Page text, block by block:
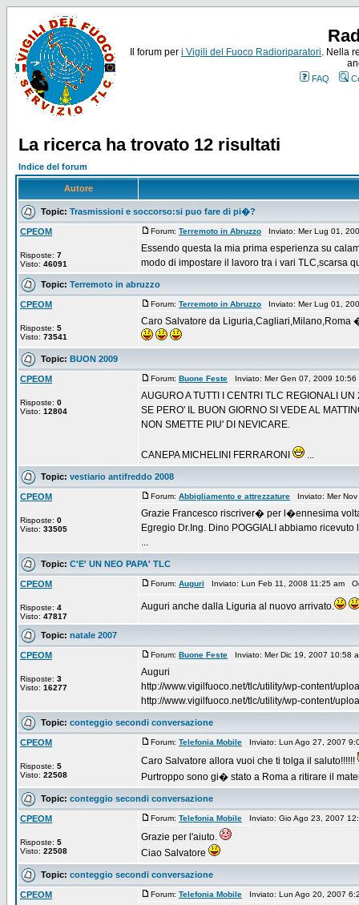
Il forum per i Vigili del Fuoco Radioriparatori. Nella
FAQ
La ricerca ha trovato 12 risultati
Indice del forum
Autore
Topic: Trasmissioni e soccorso:si puo fare di pi�?
CPEOM
Risposte: 7
Visto: 46091
Forum: Terremoto in Abruzzo Inviato: Mer Lug 01,
Essendo questa la mia prima esperienza su
modo di impostare il lavoro tra i vari TLC,scarsa
Topic: Terremoto in abruzzo
CPEOM
Risposte: 5
Visto: 73541
Forum: Terremoto in Abruzzo Inviato: Mer Lug 01,
Caro Salvatore da Liguria,Cagliari,Milano,Roma
Topic: BUON 2009
CPEOM
Risposte: 0
Visto: 12804
Forum: Buone Feste Inviato: Mer Gen 07, 2009
AUGURO A TUTTI I CENTRI TLC REGIONALI
SE PERO' IL BUON GIORNO SI VEDE AL
NON SMETTE PIU' DI NEVICARE.
CANEPA MICHELINI FERRARONI ...
Topic: vestiario antifreddo 2008
CPEOM
Risposte: 0
Visto: 33505
Forum: Abbigliamento e attrezzature Inviato: Mer
Grazie Francesco riscriver� per l�ennesima
Egregio Dr.Ing. Dino POGGIALI abbiamo
...
Topic: C'E' UN NEO PAPA' TLC
CPEOM
Risposte: 4
Visto: 47817
Forum: Auguri Inviato: Lun Feb 11, 2008 11:25 am
Auguri anche dalla Liguria al nuovo arrivato.
Topic: natale 2007
CPEOM
Risposte: 3
Visto: 16277
Forum: Buone Feste Inviato: Mer Dic 19, 2007 10:58
Auguri
http://www.vigilfuoco.net/tlc/utility/wp-content/
http://www.vigilfuoco.net/tlc/utility/wp-content/
Topic: conteggio secondi conversazione
CPEOM
Risposte: 5
Visto: 22508
Forum: Telefonia Mobile Inviato: Lun Ago 27, 2007
Caro Salvatore allora vuoi che ti tolga il saluto!!!!!!
Purtroppo sono gi� stato a Roma a ritirare il
Topic: conteggio secondi conversazione
CPEOM
Risposte: 5
Visto: 22508
Forum: Telefonia Mobile Inviato: Gio Ago 23, 2007
Grazie per l'aiuto.
Ciao Salvatore
Topic: conteggio secondi conversazione
CPEOM Forum: Telefonia Mobile Inviato: Lun Ago 20, 2007